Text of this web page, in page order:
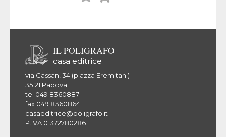
IL POLIGRAFO
casa editrice
via Cassan, 34 (piazza Eremitani)
35121 Padova
tel 049 8360887
fax 049 8360864
casaeditrice@poligrafo.it
P.IVA 01372780286